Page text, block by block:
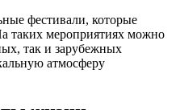
фестивали, которые
таких мероприятиях можно
так и зарубежных
атмосферу